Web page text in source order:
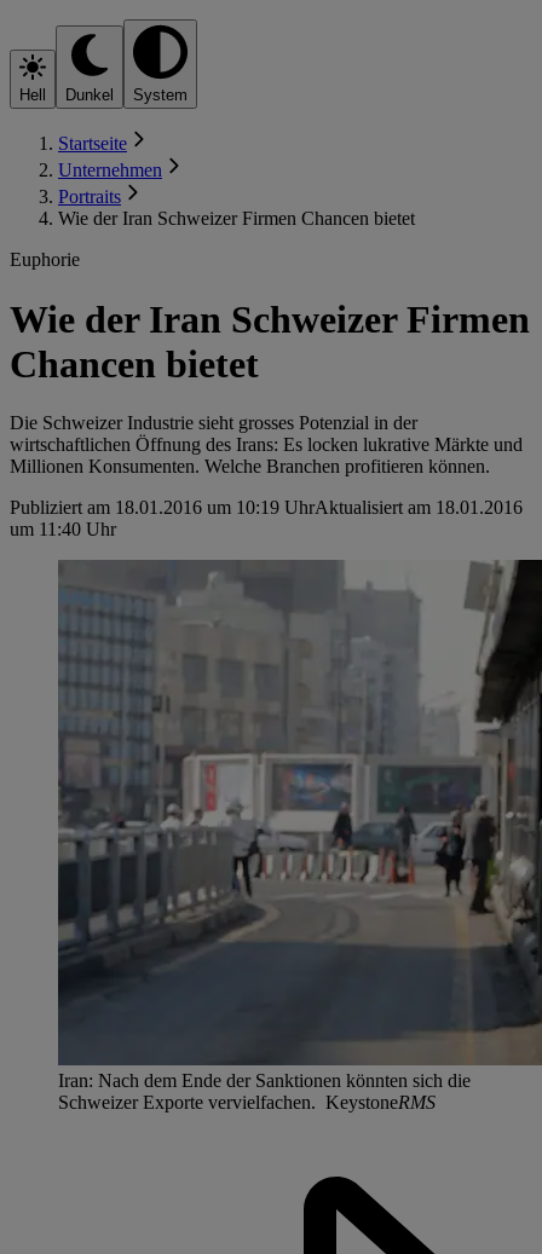
Hell Dunkel System
Startseite
Unternehmen
Portraits
Wie der Iran Schweizer Firmen Chancen bietet
Euphorie
Wie der Iran Schweizer Firmen
Chancen bietet
Die Schweizer Industrie sieht grosses Potenzial in der
wirtschaftlichen Öffnung des Irans: Es locken lukrative Märkte und
Millionen Konsumenten. Welche Branchen profitieren können.
Publiziert am 18.01.2016 um 10:19 UhrAktualisiert am 18.01.2016
um 11:40 Uhr
Iran: Nach dem Ende der Sanktionen könnten sich die
Schweizer Exporte vervielfachen. KeystoneRMS